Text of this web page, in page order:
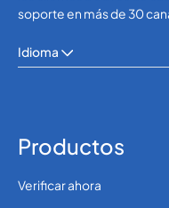
soporte en más de 30
Idioma
Productos
Verificar ahora